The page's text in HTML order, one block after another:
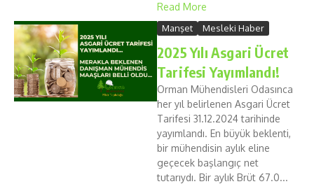
Read More
Manşet Mesleki Haber
2025 Yılı Asgari Ücret
Tarifesi Yayımlandı!
Orman Mühendisleri Odasınca
her yıl belirlenen Asgari Ücret
Tarifesi 31.12.2024 tarihinde
yayımlandı. En büyük beklenti,
bir mühendisin aylık eline
geçecek başlangıç net
tutarıydı. Bir aylık Brüt 67.0...